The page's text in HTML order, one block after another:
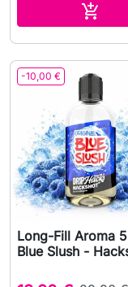

-10,00 €
Long-Fill Aroma
Blue Slush -